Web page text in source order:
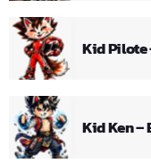
Kid Pilote
Kid Ken